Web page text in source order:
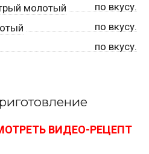
молотый
по вкусу.
по вкусу.
по вкусу.
ВИДЕО-РЕЦЕПТ